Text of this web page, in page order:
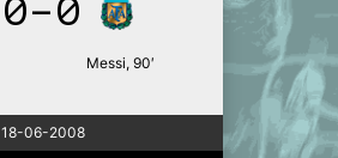
Messi, 90′
18-06-2008